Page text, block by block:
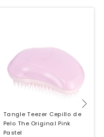
Tangle Teezer Cepillo de
Pelo The Original Pink
Pastel